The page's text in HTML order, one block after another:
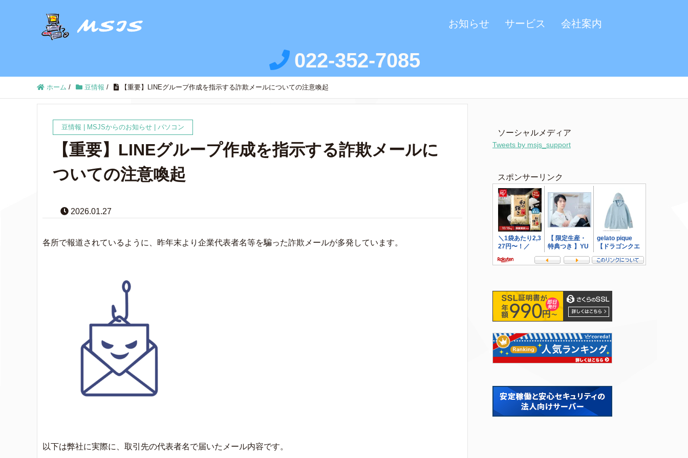
お知らせ サービス 会社案内
022-352-7085
ホーム / 豆情報 / 【重要】LINEグループ作成を指示する詐欺メールについての注意喚起
豆情報 MSJSからのお知らせ パソコン
【重要】LINEグループ作成を指示する詐欺メールに
ついての注意喚起
2026.01.27
各所で報道されているように、昨年末より企業代表者名等を騙った詐欺メールが多発しています。
以下は弊社に実際に、取引先の代表者名で届いたメール内容です。
ソーシャルメディア
Tweets by msjs_support
スポンサーリンク